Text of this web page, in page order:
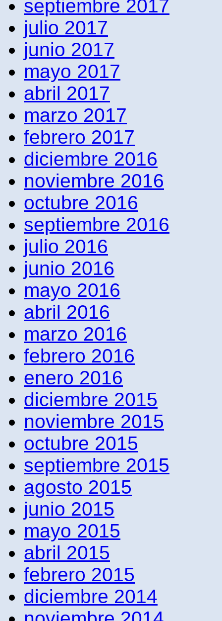
septiembre 2017
julio 2017
junio 2017
mayo 2017
abril 2017
marzo 2017
febrero 2017
diciembre 2016
noviembre 2016
octubre 2016
septiembre 2016
julio 2016
junio 2016
mayo 2016
abril 2016
marzo 2016
febrero 2016
enero 2016
diciembre 2015
noviembre 2015
octubre 2015
septiembre 2015
agosto 2015
junio 2015
mayo 2015
abril 2015
febrero 2015
diciembre 2014